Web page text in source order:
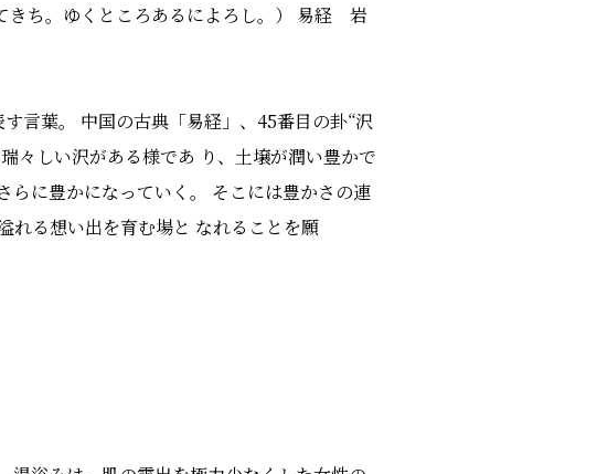
きち。ゆくところあるによろし。） 易経 岩
言葉。 中国の古典「易経」、45番目の卦“沢
々しい沢がある様であ り、土壌が潤い豊かで
らに豊かになっていく。 そこには豊かさの連
れる想い出を育む場と なれることを願